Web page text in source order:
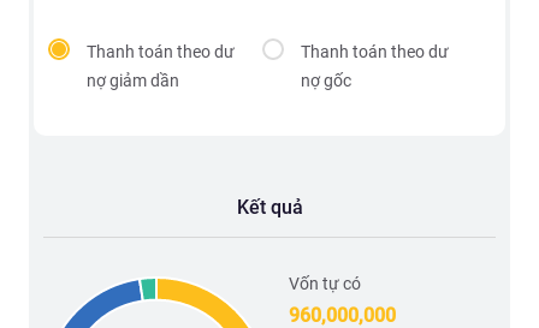
Thanh toán theo dư
nợ giảm dần
Thanh toán theo dư
nợ gốc
Kết quả
Vốn tự có
960,000,000